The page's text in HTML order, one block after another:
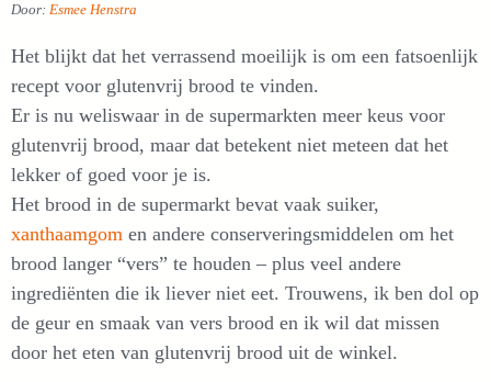
Door: Esmee Henstra
Het blijkt dat het verrassend moeilijk is om een fatsoenlijk
recept voor glutenvrij brood te vinden.
Er is nu weliswaar in de supermarkten meer keus voor
glutenvrij brood, maar dat betekent niet meteen dat het
lekker of goed voor je is.
Het brood in de supermarkt bevat vaak suiker,
xanthaamgom en andere conserveringsmiddelen om het
brood langer “vers” te houden – plus veel andere
ingrediënten die ik liever niet eet. Trouwens, ik ben dol op
de geur en smaak van vers brood en ik wil dat missen
door het eten van glutenvrij brood uit de winkel.